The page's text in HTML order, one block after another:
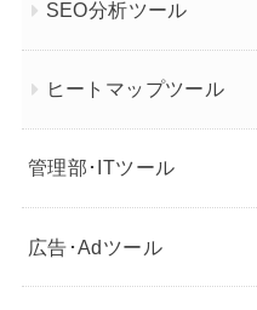
SEO分析ツール
ヒートマップツール
管理部･ITツール
広告･Adツール